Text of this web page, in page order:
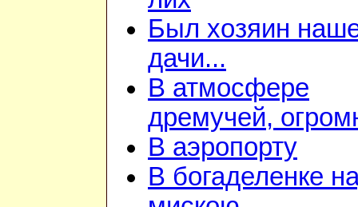
Был хозяин
дачи...
В атмосфере
дремучей,
В аэропорту
В богаделенке